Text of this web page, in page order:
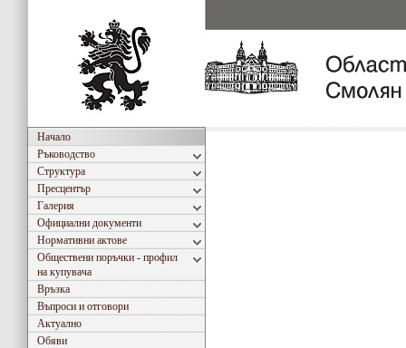
Начало
Ръководство
Структура
Пресцентър
Галерия
Официални документи
Нормативни актове
Обществени поръчки - профил
на купувача
Връзка
Въпроси и отговори
Актуално
Обяви